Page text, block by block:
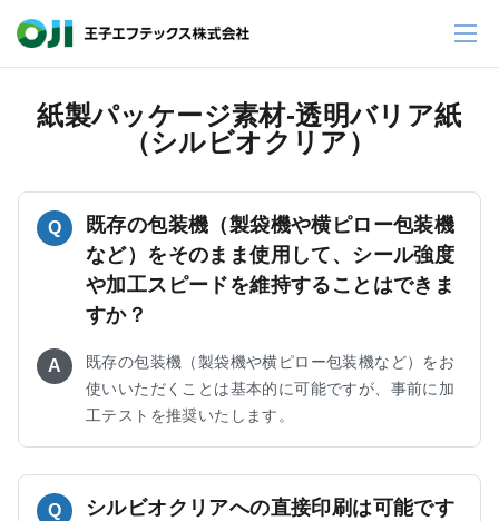
紙製パッケージ素材-透明バリア紙
（シルビオクリア）
Q
既存の包装機（製袋機や横ピロー包装機
など）をそのまま使用して、シール強度
や加工スピードを維持することはできま
すか？
A
既存の包装機（製袋機や横ピロー包装機など）をお
使いいただくことは基本的に可能ですが、事前に加
工テストを推奨いたします。
Q
シルビオクリアへの直接印刷は可能です